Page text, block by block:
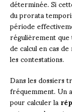
du prorata
période
régulièrement
de calcul en cas
les contestations.
Dans les dossiers
fréquemment. Un
pour calculer la